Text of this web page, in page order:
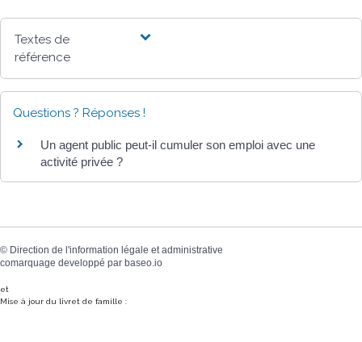
Textes de
référence
Questions ? Réponses !
Un agent public peut-il cumuler son emploi avec une
activité privée ?
© Direction de l'information légale et administrative
comarquage developpé par baseo.io
et
Mise à jour du livret de famille :